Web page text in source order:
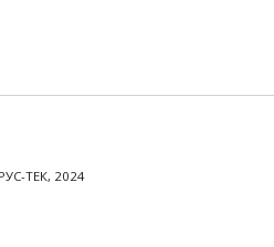
ТЕК, 2024